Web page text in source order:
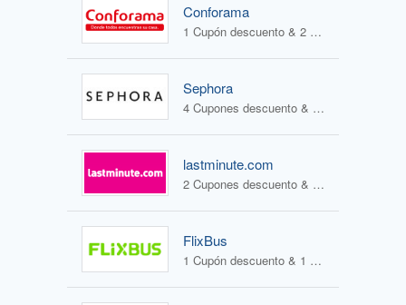
Conforama
1 Cupón descuento & 2 Ofertas
Sephora
4 Cupones descuento & 1 Oferta
lastminute.com
2 Cupones descuento & 2 Ofertas
FlixBus
1 Cupón descuento & 1 Oferta